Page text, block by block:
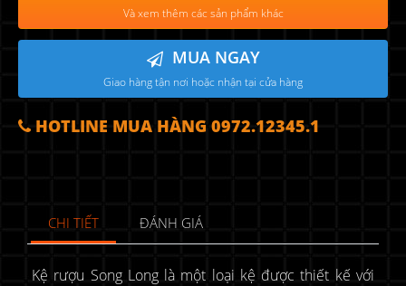
Và xem thêm các sản phẩm khác
MUA NGAY
Giao hàng tận nơi hoặc nhận tại cửa hàng
HOTLINE MUA HÀNG 0972.12345.1
CHI TIẾT ĐÁNH GIÁ
Kệ rượu Song Long là một loại kệ được thiết kế với